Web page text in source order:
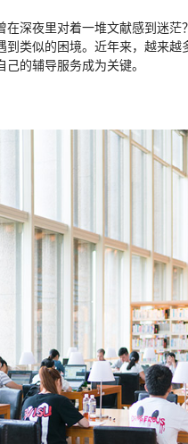
在深夜里对着一堆文献感到迷
到类似的困境。近年来，越来
的辅导服务成为关键。